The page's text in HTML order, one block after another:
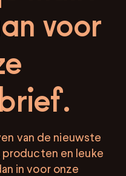
voor
van de nieuwste
producten en leuke
in voor onze